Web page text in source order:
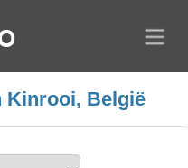
Kinrooi, België